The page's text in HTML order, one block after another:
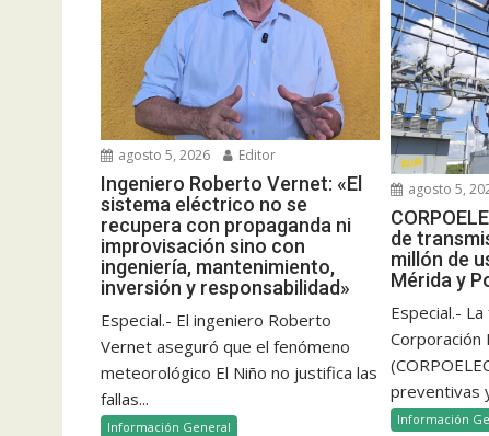
agosto 5, 2026 Editor
Ingeniero Roberto Vernet: «El
sistema eléctrico no se
recupera con propaganda ni
improvisación sino con
ingeniería, mantenimiento,
inversión y responsabilidad»
Especial.- El ingeniero Roberto
Vernet aseguró que el fenómeno
meteorológico El Niño no justifica las
fallas...
Información General
agosto 5,
de
millón de
Mérida y
Especial.-
Corporación
preventivas
Información